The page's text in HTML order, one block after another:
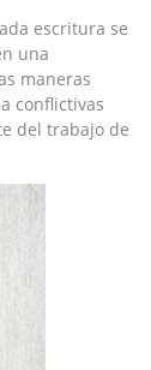
escritura se
una
maneras
conflictivas
del trabajo de